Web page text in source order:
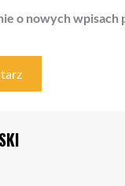
o nowych wpisach